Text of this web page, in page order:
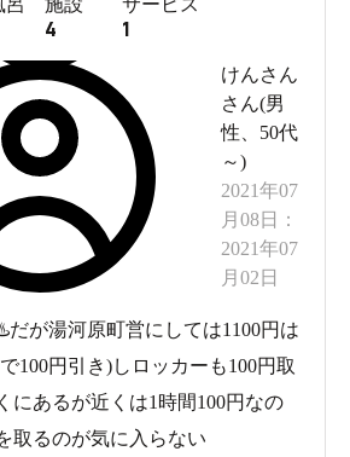
4 1
けんさん
さん(男
性
50代
～)
2021年07
月08日
：
2021年07
月02日
が湯河原町営にしては1100円は
100円引き)しロッカーも100円取
にあるが近くは1時間100円なの
取るのが気に入らない